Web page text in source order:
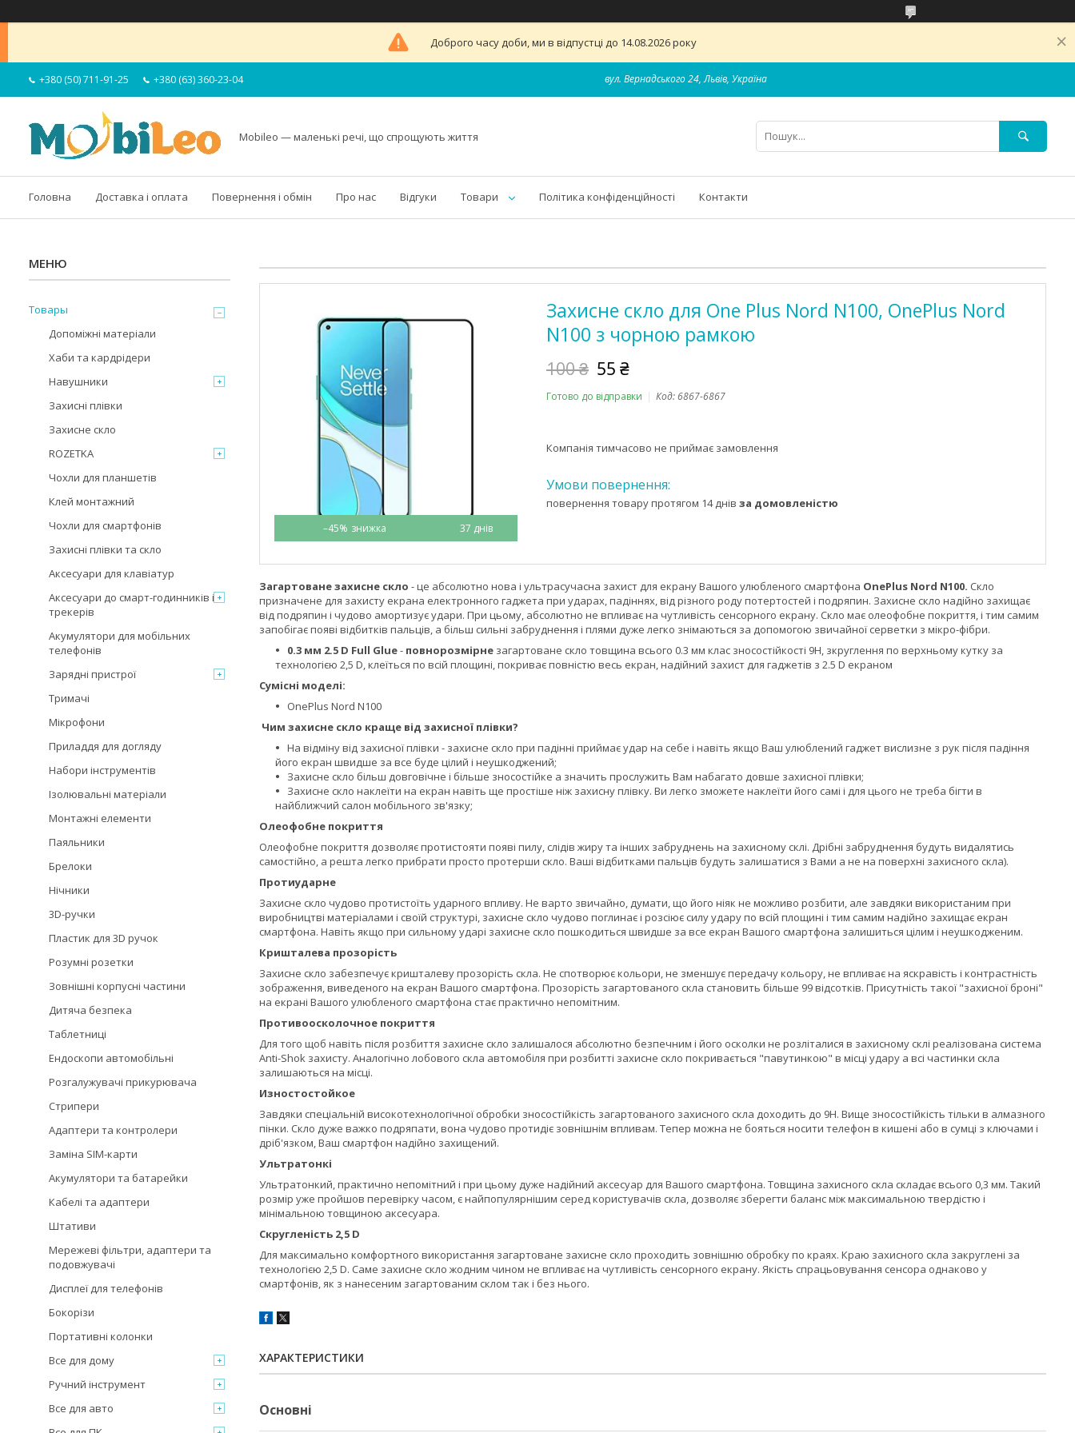
Доброго часу доби, ми в відпустці до 14.08.2026 року
+380 (50) 711-91-25 +380 (63) 360-23-04 вул. Вернадського 24, Львів, Україна
Mobileo — маленькі речі, що спрощують життя
Головна Доставка і оплата Повернення і обмін Про нас Відгуки Товари Політика конфіденційності Контакти
–45% 37 днів
Захисне скло для One Plus Nord N100, OnePlus Nord
N100 з чорною рамкою
100 ₴ 55 ₴
Готово до відправки Код:6867-6867
Компанія тимчасово не приймає замовлення
повернення товару протягом 14 днів за домовленістю
Загартоване захисне скло - це абсолютно нова і ультрасучасна захист для екрану Вашого улюбленого смартфона OnePlus Nord N100. Скло
призначене для захисту екрана електронного гаджета при ударах, падіннях, від різного роду потертостей і подряпин. Захисне скло надійно захищає
від подряпин і чудово амортизує удари. При цьому, абсолютно не впливає на чутливість сенсорного екрану. Скло має олеофобне покриття, і тим самим
запобігає появі відбитків пальців, а більш сильні забруднення і плями дуже легко знімаються за допомогою звичайної серветки з мікро-фібри.
0.3 мм 2.5 D Full Glue- повнорозмірне загартоване скло товщина всього 0.3 мм клас зносостійкості 9H, зкруглення по верхньому кутку за
технологією 2,5 D, клеїться по всій площині, покриває повністю весь екран, надійний захист для гаджетів з 2.5 D екраном
Сумісні моделі:
OnePlus Nord N100
Чим захисне скло краще від захисної плівки?
На відміну від захисної плівки - захисне скло при падінні приймає удар на себе і навіть якщо Ваш улюблений гаджет вислизне з рук після падіння
його екран швидше за все буде цілий і неушкоджений;
Захисне скло більш довговічне і більше зносостійке а значить прослужить Вам набагато довше захисної плівки;
Захисне скло наклеїти на екран навіть ще простіше ніж захисну плівку. Ви легко зможете наклеїти його самі і для цього не треба бігти в
найближчий салон мобільного зв'язку;
Олеофобне покриття
Олеофобне покриття дозволяє протистояти появі пилу, слідів жиру та інших забруднень на захисному склі. Дрібні забруднення будуть видалятись
самостійно, а решта легко прибрати просто протерши скло. Ваші відбитками пальців будуть залишатися з Вами а не на поверхні захисного скла).
Протиударне
Захисне скло чудово протистоїть ударного впливу. Не варто звичайно, думати, що його ніяк не можливо розбити, але завдяки використаним при
виробництві матеріалами і своїй структурі, захисне скло чудово поглинає і розсіює силу удару по всій площині і тим самим надійно захищає екран
смартфона. Навіть якщо при сильному ударі захисне скло пошкодиться швидше за все екран Вашого смартфона залишиться цілим і неушкодженим.
Кришталева прозорість
Захисне скло забезпечує кришталеву прозорість скла. Не спотворює кольори, не зменшує передачу кольору, не впливає на яскравість і контрастність
зображення, виведеного на екран Вашого смартфона. Прозорість загартованого скла становить більше 99 відсотків. Присутність такої "захисної броні"
на екрані Вашого улюбленого смартфона стає практично непомітним.
Противоосколочное покриття
Для того щоб навіть після розбиття захисне скло залишалося абсолютно безпечним і його осколки не розліталися в захисному склі реалізована система
Anti-Shok захисту. Аналогічно лобового скла автомобіля при розбитті захисне скло покривається "павутинкою" в місці удару а всі частинки скла
залишаються на місці.
Изностостойкое
Завдяки спеціальній високотехнологічної обробки зносостійкість загартованого захисного скла доходить до 9H. Вище зносостійкість тільки в алмазного
пінки. Скло дуже важко подряпати, вона чудово протидіє зовнішнім впливам. Тепер можна не бояться носити телефон в кишені або в сумці з ключами і
дріб'язком, Ваш смартфон надійно захищений.
Ультратонкі
Ультратонкий, практично непомітний і при цьому дуже надійний аксесуар для Вашого смартфона. Товщина захисного скла складає всього 0,3 мм. Такий
розмір уже пройшов перевірку часом, є найпопулярнішим серед користувачів скла, дозволяє зберегти баланс між максимальною твердістю і
мінімальною товщиною аксесуара.
Скругленість 2,5 D
Для максимально комфортного використання загартоване захисне скло проходить зовнішню обробку по краях. Краю захисного скла закруглені за
технологією 2,5 D. Саме захисне скло жодним чином не впливає на чутливість сенсорного екрану. Якість спрацьовування сенсора однаково у
смартфонів, як з нанесеним загартованим склом так і без нього.
ХАРАКТЕРИСТИКИ
Основні
Товары
Допоміжні матеріали
Хаби та кардрідери
Навушники
Захисні плівки
Захисне скло
ROZETKA
Чохли для планшетів
Клей монтажний
Чохли для смартфонів
Захисні плівки та скло
Аксесуари для клавіатур
Аксесуари до смарт-годинників і
трекерів
Акумулятори для мобільних
телефонів
Зарядні пристрої
Тримачі
Мікрофони
Приладдя для догляду
Набори інструментів
Ізолювальні матеріали
Монтажні елементи
Паяльники
Брелоки
Нічники
3D-ручки
Пластик для 3D ручок
Розумні розетки
Зовнішні корпусні частини
Дитяча безпека
Таблетниці
Ендоскопи автомобільні
Розгалужувачі прикурювача
Стрипери
Адаптери та контролери
Заміна SIM-карти
Акумулятори та батарейки
Кабелі та адаптери
Штативи
Мережеві фільтри, адаптери та
подовжувачі
Дисплеї для телефонів
Бокорізи
Портативні колонки
Все для дому
Ручний інструмент
Все для авто